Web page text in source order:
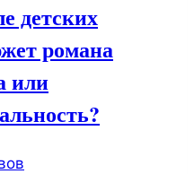
детских
романа
или